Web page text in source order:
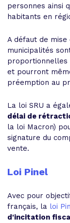
personnes ainsi
habitants en
A défaut de
municipalités
proportionnelles
et pourront
préemption au
La loi SRU a
délai de
la loi Macron)
signature du
vente.
Loi Pinel
Avec pour
français, la loi
d'incitation